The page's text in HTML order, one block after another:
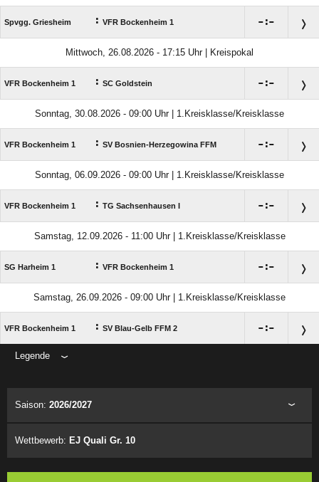
Spvgg. Griesheim : VFR Bockenheim 1 :
Mittwoch, 26.08.2026 - 17:15 Uhr | Kreispokal
VFR Bockenheim 1 : SC Goldstein :
Sonntag, 30.08.2026 - 09:00 Uhr | 1.Kreisklasse/Kreisklasse
VFR Bockenheim 1 : SV Bosnien-Herzegowina FFM :
Sonntag, 06.09.2026 - 09:00 Uhr | 1.Kreisklasse/Kreisklasse
VFR Bockenheim 1 : TG Sachsenhausen I :
Samstag, 12.09.2026 - 11:00 Uhr | 1.Kreisklasse/Kreisklasse
SG Harheim 1 : VFR Bockenheim 1 :
Samstag, 26.09.2026 - 09:00 Uhr | 1.Kreisklasse/Kreisklasse
VFR Bockenheim 1 : SV Blau-Gelb FFM 2 :
Legende
Saison: 2026/2027
Wettbewerb: EJ Quali Gr. 10